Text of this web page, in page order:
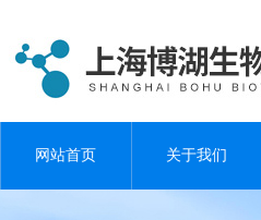
网站首页 关于我们